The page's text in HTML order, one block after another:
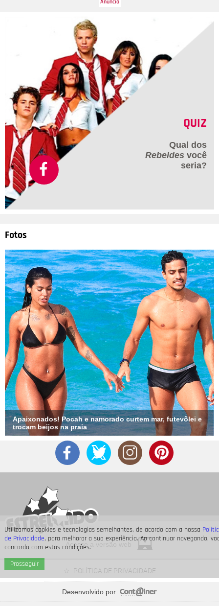
Utilizamos cookies e tecnologias semelhantes, de acordo com a nossa
de Privacidade, para melhorar a sua experiência. Ao continuar navegando,
concorda com estas condições.
Prosseguir
QUIZ
Qual dos
Rebeldes você
seria?
Fotos
Apaixonados! Pocah e namorado curtem mar, futevôlei e
trocam beijos na praia
Acesse a versão web
POLÍTICA DE PRIVACIDADE
Desenvolvido por